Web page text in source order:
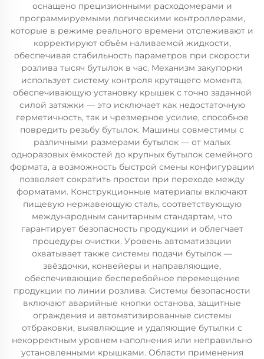
оснащено прецизионными расходомерами и
программируемыми логическими контроллерами,
которые в режиме реального времени отслеживают и
корректируют объём наливаемой жидкости,
обеспечивая стабильность параметров при скорости
розлива тысяч бутылок в час. Механизм закупорки
использует систему контроля крутящего момента,
обеспечивающую установку крышек с точно заданной
силой затяжки — это исключает как недостаточную
герметичность, так и чрезмерное усилие, способное
повредить резьбу бутылок. Машины совместимы с
различными размерами бутылок — от малых
одноразовых ёмкостей до крупных бутылок семейного
формата, а возможность быстрой смены конфигурации
позволяет сократить простои при переходе между
форматами. Конструкционные материалы включают
пищевую нержавеющую сталь, соответствующую
международным санитарным стандартам, что
гарантирует безопасность продукции и облегчает
процедуры очистки. Уровень автоматизации
охватывает также системы подачи бутылок —
звёздочки, конвейеры и направляющие,
обеспечивающие бесперебойное перемещение
продукции по линии розлива. Системы безопасности
включают аварийные кнопки останова, защитные
ограждения и автоматизированные системы
отбраковки, выявляющие и удаляющие бутылки с
некорректным уровнем наполнения или неправильно
установленными крышками. Области применения